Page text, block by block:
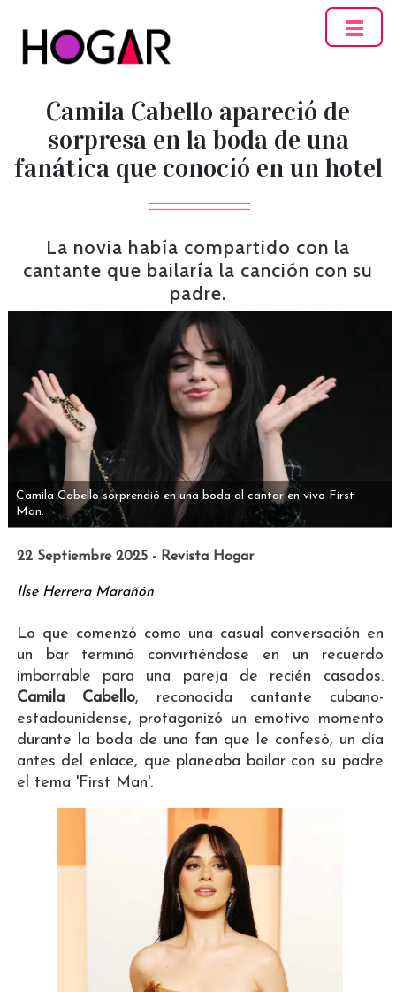
Camila Cabello apareció de
sorpresa en la boda de una
fanática que conoció en un hotel
La novia había compartido con la
cantante que bailaría la canción con su
padre.
Camila Cabello sorprendió en una boda al cantar en vivo First
Man.
22 Septiembre 2025 - Revista Hogar
Ilse Herrera Marañón
Lo que comenzó como una casual conversación en
un bar terminó convirtiéndose en un recuerdo
imborrable para una pareja de recién casados.
Camila Cabello, reconocida cantante cubano-
estadounidense, protagonizó un emotivo momento
durante la boda de una fan que le confesó, un día
antes del enlace, que planeaba bailar con su padre
el tema 'First Man'.